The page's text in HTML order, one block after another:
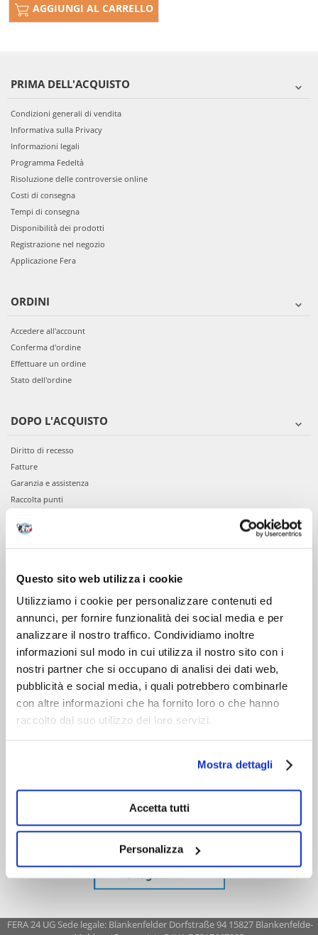
Questo sito web utilizza i cookie
Utilizziamo i cookie per personalizzare contenuti ed
annunci, per fornire funzionalità dei social media e per
analizzare il nostro traffico. Condividiamo inoltre
informazioni sul modo in cui utilizza il nostro sito con i
nostri partner che si occupano di analisi dei dati web,
pubblicità e social media, i quali potrebbero combinarle
con altre informazioni che ha fornito loro o che hanno
raccolto dal suo utilizzo dei loro servizi.
Mostra dettagli
Accetta tutti
Personalizza
AGGIUNGI AL CARRELLO
PRIMA DELL'ACQUISTO
Condizioni generali di vendita
Informativa sulla Privacy
Informazioni legali
Programma Fedeltà
Risoluzione delle controversie online
Costi di consegna
Tempi di consegna
Disponibilità dei prodotti
Registrazione nel negozio
Applicazione Fera
ORDINI
Accedere all'account
Conferma d'ordine
Effettuare un ordine
Stato dell'ordine
DOPO L'ACQUISTO
Diritto di recesso
Fatture
Garanzia e assistenza
Raccolta punti
VIENI A CONOSCERCI
Servizio clienti
FERA 24 UG Sede legale: Blankenfelder Dorfstraße 94 15827 Blankenfelde-